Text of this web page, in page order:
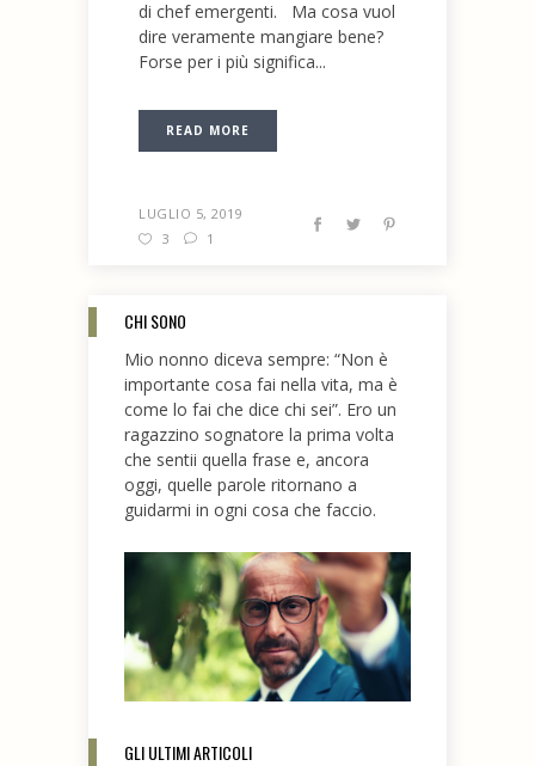
di chef emergenti. Ma cosa vuol
dire veramente mangiare bene?
Forse per i più significa...
READ MORE
LUGLIO 5, 2019
3
1
CHI SONO
Mio nonno diceva sempre: “Non è
importante cosa fai nella vita, ma è
come lo fai che dice chi sei”. Ero un
ragazzino sognatore la prima volta
che sentii quella frase e, ancora
oggi, quelle parole ritornano a
guidarmi in ogni cosa che faccio.
GLI ULTIMI ARTICOLI